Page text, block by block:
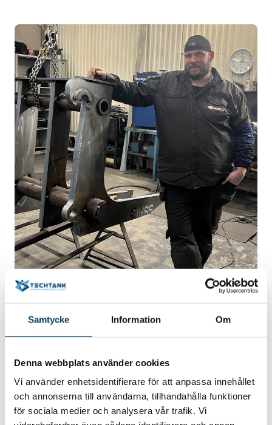
Samtycke Information Om
Denna webbplats använder cookies
Vi använder enhetsidentifierare för att anpassa innehållet
och annonserna till användarna, tillhandahålla funktioner
för sociala medier och analysera vår trafik. Vi
En av Norje Smidestekniks svetsare, Joel Brolin.
En del av en större positiv